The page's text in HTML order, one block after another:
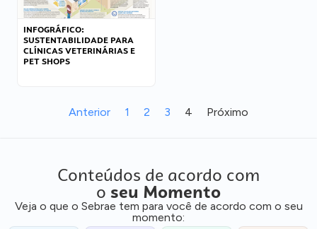
INFOGRÁFICO:
SUSTENTABILIDADE PARA
CLÍNICAS VETERINÁRIAS E
PET SHOPS
Anterior 1 2 3 4 Próximo
Conteúdos de acordo com
o seu Momento
Veja o que o Sebrae tem para você de acordo com o seu
momento: